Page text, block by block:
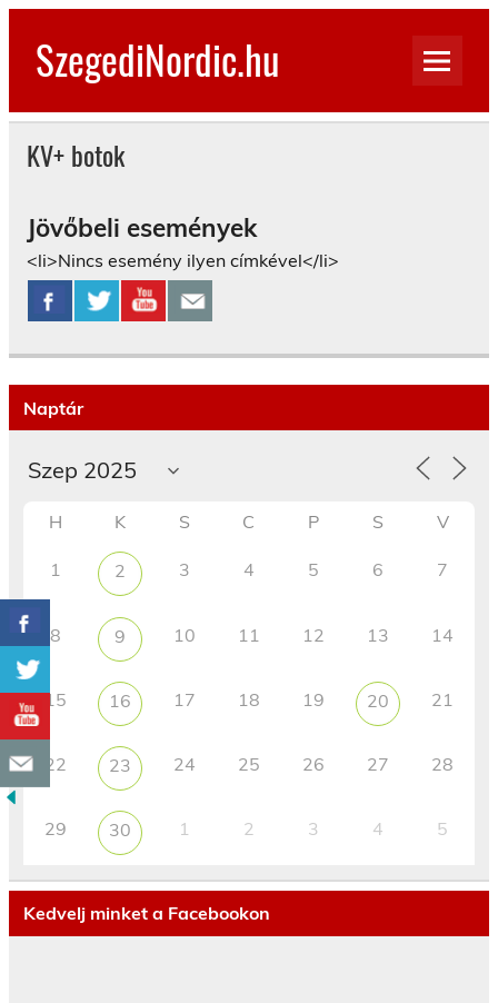
Skip
contentSzegediNordic.hu
KV+ botok
Jövőbeli események
<li>Nincs esemény ilyen címkével</li>
Naptár
H K S C P S V
1 2 3 4 5 6 7
8 9 10 11 12 13 14
15 16 17 18 19 20 21
22 23 24 25 26 27 28
29 30 1 2 3 4 5
Kedvelj minket a Facebookon